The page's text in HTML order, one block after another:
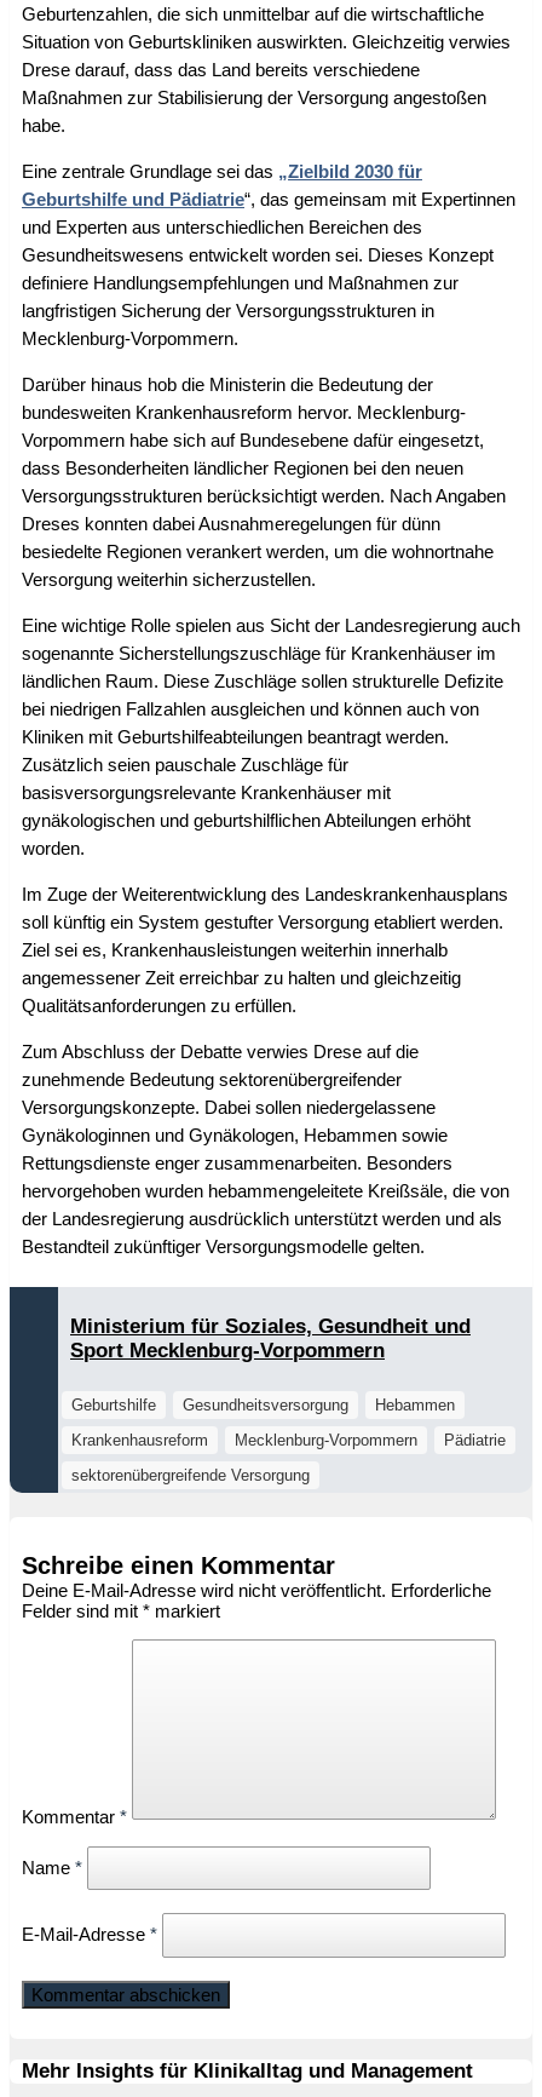
Geburtenzahlen, die sich unmittelbar auf die wirtschaftliche
Situation von Geburtskliniken auswirkten. Gleichzeitig verwies
Drese darauf, dass das Land bereits verschiedene
Maßnahmen zur Stabilisierung der Versorgung angestoßen
habe.
Eine zentrale Grundlage sei das „Zielbild 2030 für
Geburtshilfe und Pädiatrie“, das gemeinsam mit Expertinnen
und Experten aus unterschiedlichen Bereichen des
Gesundheitswesens entwickelt worden sei. Dieses Konzept
definiere Handlungsempfehlungen und Maßnahmen zur
langfristigen Sicherung der Versorgungsstrukturen in
Mecklenburg-Vorpommern.
Darüber hinaus hob die Ministerin die Bedeutung der
bundesweiten Krankenhausreform hervor. Mecklenburg-
Vorpommern habe sich auf Bundesebene dafür eingesetzt,
dass Besonderheiten ländlicher Regionen bei den neuen
Versorgungsstrukturen berücksichtigt werden. Nach Angaben
Dreses konnten dabei Ausnahmeregelungen für dünn
besiedelte Regionen verankert werden, um die wohnortnahe
Versorgung weiterhin sicherzustellen.
Eine wichtige Rolle spielen aus Sicht der Landesregierung auch
sogenannte Sicherstellungszuschläge für Krankenhäuser im
ländlichen Raum. Diese Zuschläge sollen strukturelle Defizite
bei niedrigen Fallzahlen ausgleichen und können auch von
Kliniken mit Geburtshilfeabteilungen beantragt werden.
Zusätzlich seien pauschale Zuschläge für
basisversorgungsrelevante Krankenhäuser mit
gynäkologischen und geburtshilflichen Abteilungen erhöht
worden.
Im Zuge der Weiterentwicklung des Landeskrankenhausplans
soll künftig ein System gestufter Versorgung etabliert werden.
Ziel sei es, Krankenhausleistungen weiterhin innerhalb
angemessener Zeit erreichbar zu halten und gleichzeitig
Qualitätsanforderungen zu erfüllen.
Zum Abschluss der Debatte verwies Drese auf die
zunehmende Bedeutung sektorenübergreifender
Versorgungskonzepte. Dabei sollen niedergelassene
Gynäkologinnen und Gynäkologen, Hebammen sowie
Rettungsdienste enger zusammenarbeiten. Besonders
hervorgehoben wurden hebammengeleitete Kreißsäle, die von
der Landesregierung ausdrücklich unterstützt werden und als
Bestandteil zukünftiger Versorgungsmodelle gelten.
Ministerium für Soziales, Gesundheit und
Sport Mecklenburg-Vorpommern
Geburtshilfe Gesundheitsversorgung
Hebammen
Krankenhausreform
Mecklenburg-Vorpommern
Pädiatrie
sektorenübergreifende Versorgung
Schreibe einen Kommentar
Deine E-Mail-Adresse wird nicht veröffentlicht. Erforderliche
Felder sind mit * markiert
Kommentar *
Name *
E-Mail-Adresse *
Mehr Insights für Klinikalltag und Management